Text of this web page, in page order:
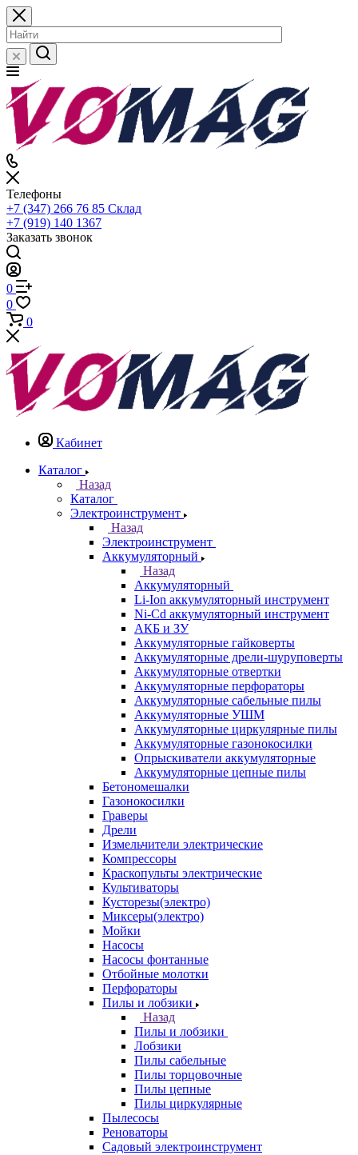
Телефоны
+7 (347) 266 76 85 Склад
+7 (919) 140 1367
Заказать звонок
0
0
0
Кабинет
Каталог
Назад
Каталог
Электроинструмент
Назад
Электроинструмент
Аккумуляторный
Назад
Аккумуляторный
Li-Ion аккумуляторный инструмент
Ni-Cd аккумуляторный инструмент
АКБ и ЗУ
Аккумуляторные гайковерты
Аккумуляторные дрели-шуруповерты
Аккумуляторные отвертки
Аккумуляторные перфораторы
Аккумуляторные сабельные пилы
Аккумуляторные УШМ
Аккумуляторные циркулярные пилы
Аккумуляторные газонокосилки
Опрыскиватели аккумуляторные
Аккумуляторные цепные пилы
Бетономешалки
Газонокосилки
Граверы
Дрели
Измельчители электрические
Компрессоры
Краскопульты электрические
Культиваторы
Кусторезы(электро)
Миксеры(электро)
Мойки
Насосы
Насосы фонтанные
Отбойные молотки
Перфораторы
Пилы и лобзики
Назад
Пилы и лобзики
Лобзики
Пилы сабельные
Пилы торцовочные
Пилы цепные
Пилы циркулярные
Пылесосы
Реноваторы
Садовый электроинструмент